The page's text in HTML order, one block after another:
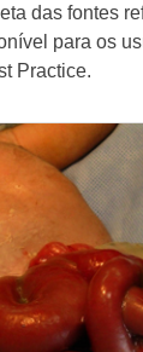
das fontes
para os
Practice.